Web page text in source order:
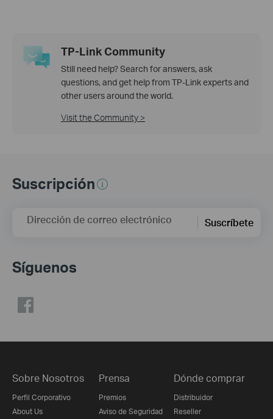
TP-Link Community
Still need help? Search for answers, ask
questions, and get help from TP-Link experts and
other users around the world.
Visit the Community >
Suscripción
Dirección de correo electrónico Suscríbete
Síguenos
Sobre Nosotros
Perfil Corporativo
About Us
Prensa
Premios
Aviso de Seguridad
Dónde comprar
Distribuidor
Reseller